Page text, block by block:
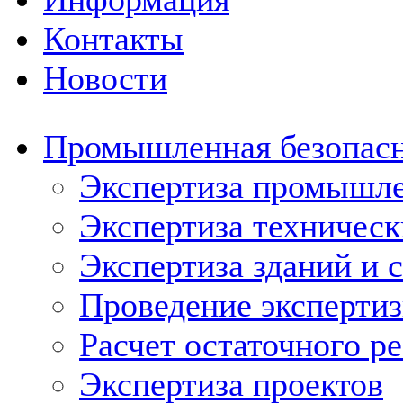
Контакты
Новости
Промышленная
Экспертиза
Экспертиза
Экспертиза зданий и
Проведение
Расчет остаточного
Экспертиза проектов